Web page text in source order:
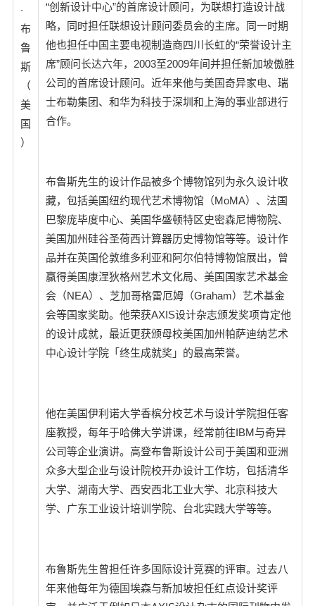
·
布
鲁
斯
（
美
国
）
“创新设计中心”的首席设计顾问，为联想打造设计战
略，同时担任联想设计顾问委员会的主席。同一时期
他也担任中国主要电视制造商四川长虹的“荣誉设计主
席”顾问长达六年，2003至2009年间并担任新加坡傲胜
公司的首席设计顾问。近年来他与美国奇异家电、瑞
士布勒集团、和华为科技于深圳和上海的事业部进行
合作。
布鲁斯先生的设计作品被多个博物馆列为永久设计收
藏，包括美国纽约现代艺术博物馆（MoMA）、法国
巴黎庞毕度中心、美国华盛顿特区史密森尼博物院、
美国加州硅谷圣荷西计算器历史博物馆等等。设计作
品并在英国伦敦维多利亚和阿尔伯特博物馆展出，曾
赢得美国康涅狄格州艺术文化局、美国国家艺术基金
会（NEA）、芝加哥格雷厄姆（Graham）艺术基金
会等国家奖助。他荣获AXIS设计杂志颁发奖项肯定他
的设计成就，最近更获颁母校美国加州帕萨迪纳艺术
中心设计学院「终生成就奖」的最高荣誉。
他在美国伊利诺大学香槟分校艺术与设计学院担任客
座教授，每年于哈佛大学讲课，经常前往IBM与奇异
公司等企业演讲。高登布鲁斯设计公司于美国和亚洲
众多大型企业与设计院校开办设计工作坊，包括清华
大学、湖南大学、西安西北工业大学、北京科技大
学、广东工业设计培训学院、台北实践大学等等。
布鲁斯先生曾担任许多国际设计竞赛的评审。过去八
年来他每年为德国埃森与新加坡担任红点设计奖评